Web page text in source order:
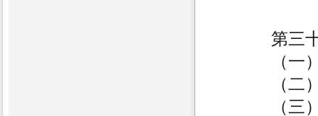
第三
（一
（二
（三